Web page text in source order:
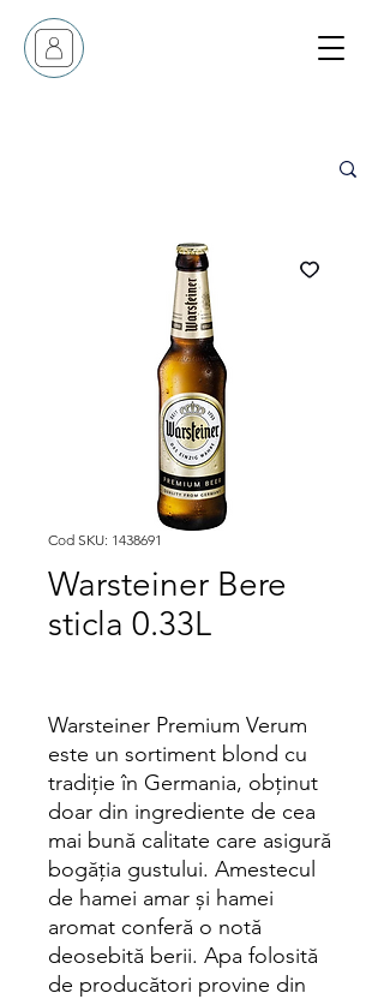
Cod SKU: 1438691
Warsteiner Bere
sticla 0.33L
Warsteiner Premium Verum
este un sortiment blond cu
tradiţie în Germania, obţinut
doar din ingrediente de cea
mai bună calitate care asigură
bogăţia gustului. Amestecul
de hamei amar şi hamei
aromat conferă o notă
deosebită berii. Apa folosită
de producători provine din